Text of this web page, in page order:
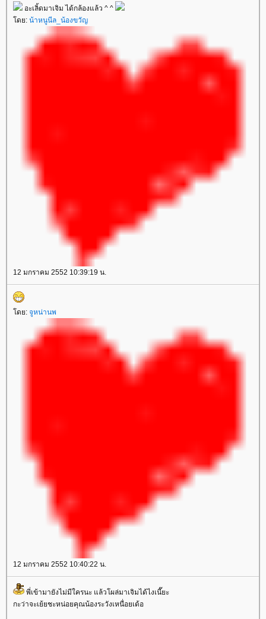
อะเลิ้ดมาเจิม ได้กล้องแล้ว ^ ^
ดย: น้าหนูนีล_น้องขวัญ
12 มกราคม 2552 10:39:19 น.
ดย: จูหน่านพ
12 มกราคม 2552 10:40:22 น.
พี่เข้ามายังไม่มีใครนะ แล้วโผล่มาเจิมได้ไงเนี๊ยะ
กะว่าจะเย้ยชะหน่อยคุณน้องระวังเหนื่อยเด้อ